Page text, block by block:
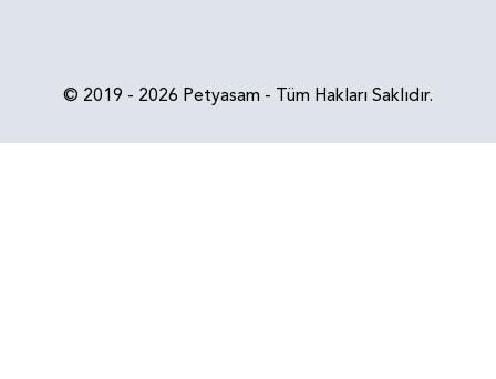
© 2019 - 2026 Petyasam - Tüm Hakları Saklıdır.